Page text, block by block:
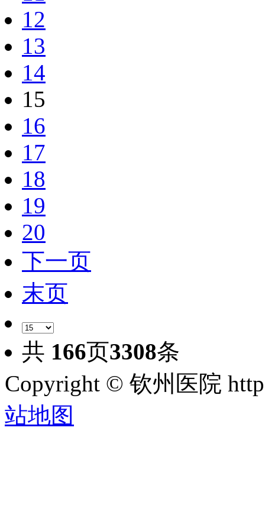
12
13
14
15
16
17
18
19
20
下一页
末页
共 166页3308条
Copyright © 钦州医院
站地图